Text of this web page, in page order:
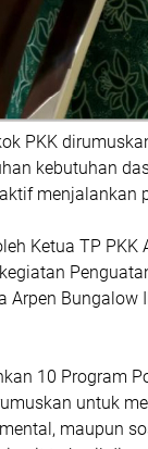
PKK
kebutuhan
menjalankan
Ketua TP PKK
Arpen
10 Program
untuk
maupun